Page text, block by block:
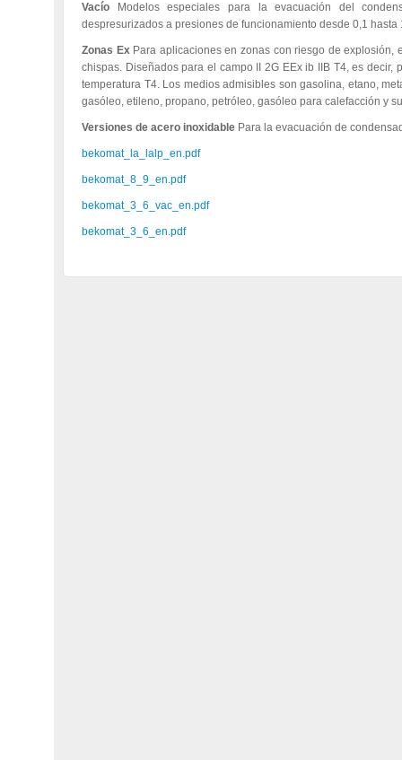
Vacío Modelos especiales para la evacuación del
despresurizados a presiones de funcionamiento desde 0,1 hasta
Zonas ExPara aplicaciones en zonas con riesgo de explosión,
chispas. Diseñados para el campo II 2G EEx ib IIB T4, es
temperatura T4. Los medios admisibles son gasolina, etano,
gasóleo, etileno, propano, petróleo, gasóleo para calefacción y
Versiones de acero inoxidable Para la evacuación de
bekomat_la_lalp_en.pdf
bekomat_8_9_en.pdf
bekomat_3_6_vac_en.pdf
bekomat_3_6_en.pdf